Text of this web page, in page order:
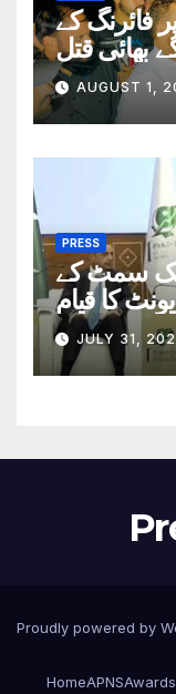
فائرنگ کے
بھائی قتل
AUGUST 1,
PRESS
سمٹ کے
کا قیام
قرار دیدیا
JULY 31,
Proudly powered by
HomeAPNSAwards